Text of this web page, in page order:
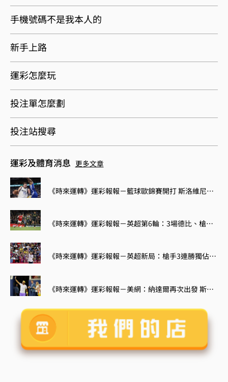
手機號碼不是我本人的
新手上路
運彩怎麼玩
投注單怎麼劃
投注站搜尋
運彩及體育消息 更多文章
《時來運轉》運彩報報－籃球歐錦賽開打 斯洛維尼亞大戰立陶宛
《時來運轉》運彩報報－英超第6輪：3場德比、槍魔大戰
《時來運轉》運彩報報－英超新局：槍手3連勝獨佔榜首 紅軍未開胡倒數第5
《時來運轉》運彩報報－美網：納達爾再次出發 斯威雅蒂力求回穩